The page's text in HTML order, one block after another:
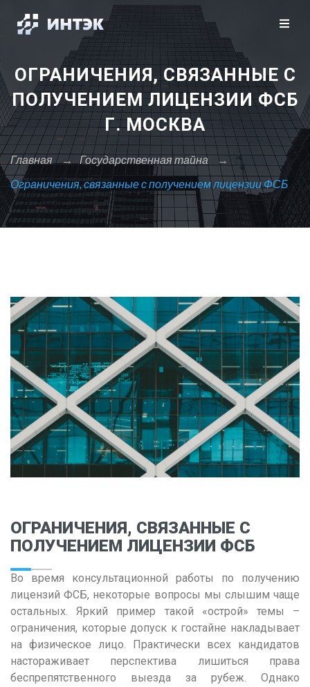
ОГРАНИЧЕНИЯ, СВЯЗАННЫЕ С
ПОЛУЧЕНИЕМ ЛИЦЕНЗИИ ФСБ
Г. МОСКВА
Главная → Государственная тайна
→
Ограничения, связанные с получением лицензии ФСБ
ОГРАНИЧЕНИЯ, СВЯЗАННЫЕ С
ПОЛУЧЕНИЕМ ЛИЦЕНЗИИ ФСБ
Во время консультационной работы по получению
лицензий ФСБ, некоторые вопросы мы слышим чаще
остальных. Яркий пример такой «острой» темы –
ограничения, которые допуск к гостайне накладывает
на физическое лицо. Практически всех кандидатов
настораживает перспектива лишиться права
беспрепятственного выезда за рубеж. Однако
Сбросить
Закрыть X
Москва
Санкт-Петербург
А
Архангельск
Астрахань
Б
Барнаул
Белгород
Брянск
Владикавказ
Владимир
Волгоград
Воронеж
Е
Екатеринбург
И
Иркутск
К
Казань
Калининград
Калуга
Кемерово
Киров